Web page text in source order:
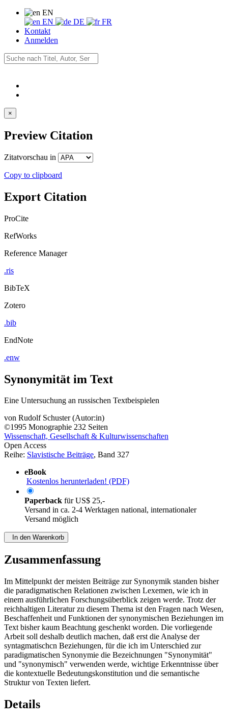
EN
EN
DE
FR
Kontakt
Anmelden
×
Preview Citation
Zitatvorschau in
Copy to clipboard
Export Citation
ProCite
RefWorks
Reference Manager
.ris
BibTeX
Zotero
.bib
EndNote
.enw
Synonymität im Text
Eine Untersuchung an russischen Textbeispielen
von Rudolf Schuster (Autor:in)
©1995 Monographie 232 Seiten
Wissenschaft, Gesellschaft & Kulturwissenschaften
Open Access
Reihe: Slavistische Beiträge, Band 327
eBook
Kostenlos herunterladen! (PDF)
Paperback fürUS$ 25,-
Versand in ca. 2-4 Werktagen national, internationaler
Versand möglich
In den Warenkorb
Zusammenfassung
Im Mittelpunkt der meisten Beiträge zur Synonymik standen bisher
die paradigmatischen Relationen zwischen Lexemen, wie ich in
einem ausführlichen Forschungsüberblick zeigen werde. Trotz der
reichhaltigen Literatur zu diesem Thema ist den Fragen nach Wesen,
Beschaffenheit und Funktionen der synonymischen Beziehungen im
Text bisher kaum Beachtung geschenkt worden. Die vorliegende
Arbeit soll deshalb deutlich machen, daß erst die Analyse der
syntagmatischcn Beziehungen, für die ich im Unterschied zur
paradigmatischen Synonymie die Bezeichnungen "Synonymität"
und "synonymisch" verwenden werde, wichtige Erkenntnisse über
die kontextuelle Bedeutungskonstitution und die semantische
Struktur von Texten liefert.
Details